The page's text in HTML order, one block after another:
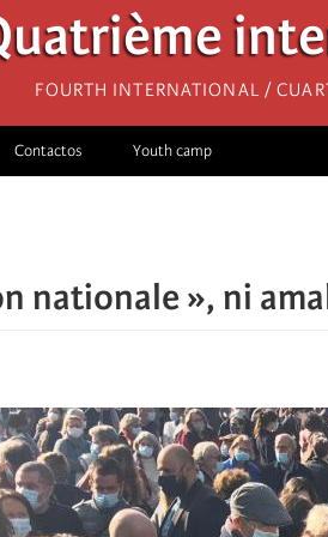
Fourth International /
Contactos Youth camp
nationale », ni